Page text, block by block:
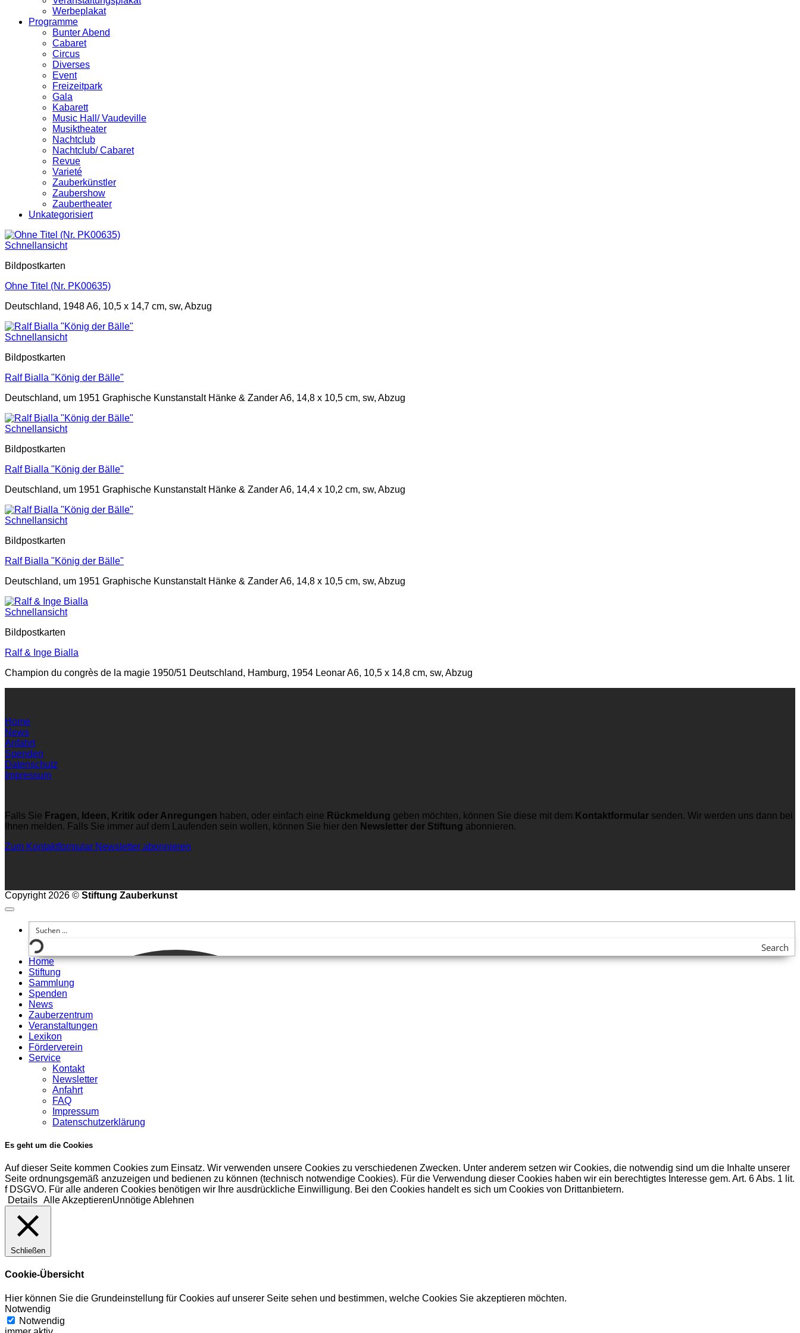
Werbeplakat
Programme
Bunter Abend
Cabaret
Circus
Diverses
Event
Freizeitpark
Gala
Kabarett
Music Hall/ Vaudeville
Musiktheater
Nachtclub
Nachtclub/ Cabaret
Revue
Varieté
Zauberkünstler
Zaubershow
Zaubertheater
Unkategorisiert
Schnellansicht
Bildpostkarten
Ohne Titel (Nr. PK00635)
Deutschland, 1948 A6, 10,5 x 14,7 cm, sw, Abzug
Schnellansicht
Bildpostkarten
Ralf Bialla "König der Bälle"
Deutschland, um 1951 Graphische Kunstanstalt Hänke & Zander A6, 14,8 x 10,5 cm, sw, Abzug
Schnellansicht
Bildpostkarten
Ralf Bialla "König der Bälle"
Deutschland, um 1951 Graphische Kunstanstalt Hänke & Zander A6, 14,4 x 10,2 cm, sw, Abzug
Schnellansicht
Bildpostkarten
Ralf Bialla "König der Bälle"
Deutschland, um 1951 Graphische Kunstanstalt Hänke & Zander A6, 14,8 x 10,5 cm, sw, Abzug
Schnellansicht
Bildpostkarten
Ralf & Inge Bialla
Champion du congrès de la magie 1950/51 Deutschland, Hamburg, 1954 Leonar A6, 10,5 x 14,8 cm, sw, Abzug
Home
News
Anfahrt
Spenden
Datenschutz
Impressum
Falls Sie Fragen, Ideen, Kritik oder Anregungen haben, oder einfach eine Rückmeldung geben möchten, können Sie diese mit dem Kontaktformular senden. Wir werden uns dann bei
Ihnen melden. Falls Sie immer auf dem Laufenden sein wollen, können Sie hier den Newsletter der Stiftung abonnieren.
Zum Kontaktformular Newsletter abonnieren
Copyright 2026 © Stiftung Zauberkunst
Search
Home
Stiftung
Sammlung
Spenden
News
Zauberzentrum
Veranstaltungen
Lexikon
Förderverein
Service
Kontakt
Newsletter
Anfahrt
FAQ
Impressum
Datenschutzerklärung
Es geht um die Cookies
Auf dieser Seite kommen Cookies zum Einsatz. Wir verwenden unsere Cookies zu verschiedenen Zwecken. Unter anderem setzen wir Cookies, die notwendig sind um die Inhalte unserer
Seite ordnungsgemäß anzuzeigen und bedienen zu können (technisch notwendige Cookies). Für die Verwendung dieser Cookies haben wir ein berechtigtes Interesse gem. Art. 6 Abs. 1 lit.
f DSGVO. Für alle anderen Cookies benötigen wir Ihre ausdrückliche Einwilligung. Bei den Cookies handelt es sich um Cookies von Drittanbietern.
Details Alle AkzeptierenUnnötige Ablehnen
Schließen
Cookie-Übersicht
Hier können Sie die Grundeinstellung für Cookies auf unserer Seite sehen und bestimmen, welche Cookies Sie akzeptieren möchten.
Notwendig
Notwendig